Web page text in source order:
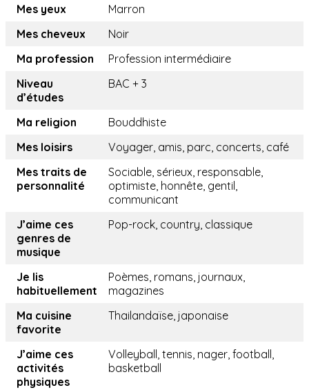
Mes yeux
Marron
Mes cheveux
Noir
Ma profession
Profession intermédiaire
Niveau
d’études
BAC + 3
Ma religion
Bouddhiste
Mes loisirs
Voyager, amis, parc, concerts, café
Mes traits de
personnalité
Sociable, sérieux, responsable,
optimiste, honnête, gentil,
communicant
J’aime ces
genres de
musique
Pop-rock, country, classique
Je lis
habituellement
Poèmes, romans, journaux,
magazines
Ma cuisine
favorite
Thailandaïse, japonaise
J’aime ces
activités
physiques
Volleyball, tennis, nager, football,
basketball